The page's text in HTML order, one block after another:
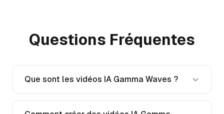
Questions Fréquentes
Que sont les vidéos IA Gamma Waves ?